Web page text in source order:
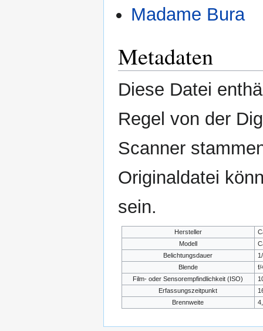
Madame Bura
Metadaten
Diese Datei
Regel von der
Scanner
Originaldatei
sein.
Hersteller
Modell
Belichtungsdauer
Blende
f/
Film- oder Sensorempfindlichkeit (ISO)
Erfassungszeitpunkt
Brennweite